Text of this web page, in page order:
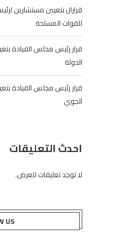
قراران بتعيين مستشارين
للقوات المسلحة
قرار رئيس مجلس القيادة
الدولة
قرار رئيس مجلس القيادة
الجوي
احدث التعليقات
لا توجد تعليقات للعرض.
US